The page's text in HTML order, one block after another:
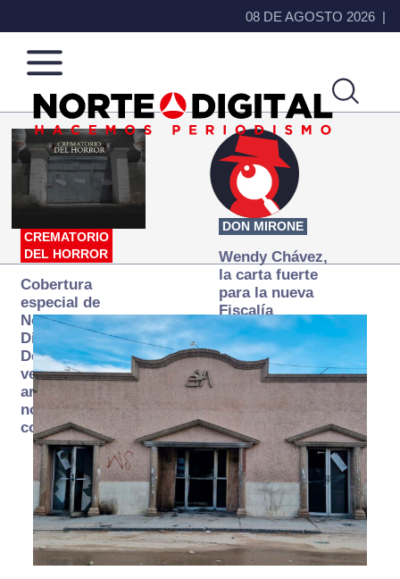
08 DE AGOSTO 2026
Norte
de
Ciudad
Más
que
noticias,
hacemos periodismo
CREMATORIO
DEL HORROR
Cobertura
especial de
Norte
Digital:
Donde la
verdad
arde… pero
no se
consume
DON MIRONE
Wendy Chávez,
la carta fuerte
para la nueva
Fiscalía
autónoma